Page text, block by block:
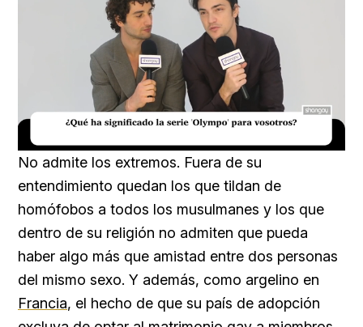
16.54%
No admite los extremos. Fuera de su
entendimiento quedan los que tildan de
homófobos a todos los musulmanes y los que
dentro de su religión no admiten que pueda
haber algo más que amistad entre dos personas
del mismo sexo. Y además, como argelino en
Francia, el hecho de que su país de adopción